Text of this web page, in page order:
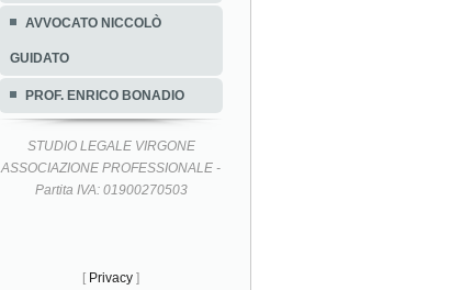
AVVOCATO NICCOLÒ
GUIDATO
PROF. ENRICO BONADIO
STUDIO LEGALE VIRGONE
ASSOCIAZIONE PROFESSIONALE -
Partita IVA: 01900270503
[ Privacy ]